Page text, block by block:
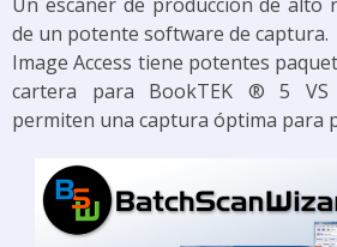
Un escáner de producción de alto
de un potente software de captura.
Image Access tiene potentes
cartera para BookTEK ® 5 VS
permiten una captura óptima para